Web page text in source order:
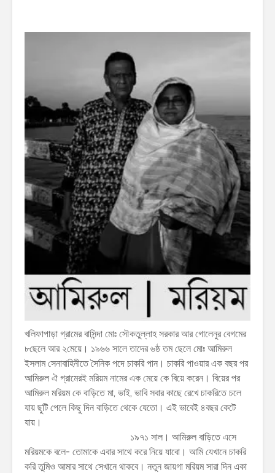
খলিফাপাড়া গ্রামের বাসিন্দা মোঃ সৌকতুল্লাহ সরকার আর গোলেনুর বেগমের
৮ছেলে আর ২মেয়ে। ১৯৬৬ সালে তাদের ৬ষ্ঠ তম ছেলে মোঃ আমিরুল
ইসলাম সেনাবাহিনীতে সৈনিক পদে চাকরি পান। চাকরি পাওয়ার এক বছর পর
আমিরুল ঐ গ্রামেরই মরিয়ম নামের এক মেয়ে কে বিয়ে করেন। বিয়ের পর
আমিরুল মরিয়ম কে বাড়িতে মা, ভাই, ভাবি সবার কাছে রেখে চাকরিতে চলে
যায় ছুটি পেলে কিছু দিন বাড়িতে থেকে যেতো। এই ভাবেই ৪বছর কেটে
যায়।
১৯৭১ সাল। আমিরুল বাড়িতে এসে
মরিয়মকে বলে- তোমাকে এবার সাথে করে নিয়ে যাবো। আমি যেখানে চাকরি
করি তুমিও আমার সাথে সেখানে থাকবে। নতুন জায়গা মরিয়ম সারা দিন একা